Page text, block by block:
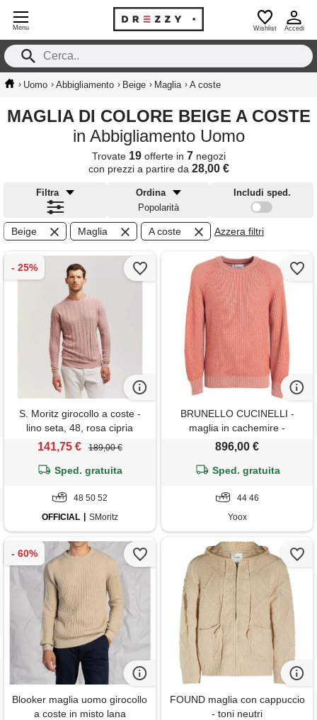
Menu Wishlist Accedi
› Uomo › Abbigliamento › Beige › Maglia › A coste
MAGLIA DI COLORE BEIGE A COSTE
in Abbigliamento Uomo
Trovate 19offerte in 7negozi
con prezzi a partire da 28,00 €
Filtra
Ordina
Popolarità
Includi sped.
Beige Maglia A coste Azzera filtri
S. Moritz girocollo a coste -
lino seta, 48, rosa cipria
141,75 € 189,00 €
Sped. gratuita
48 50 52
OFFICIAL
SMoritz
BRUNELLO CUCINELLI -
maglia in cachemire -
arancione
896,00 €
Sped. gratuita
44 46
Yoox
Blooker maglia uomo girocollo
a coste in misto lana
FOUND maglia con cappuccio
- toni neutri